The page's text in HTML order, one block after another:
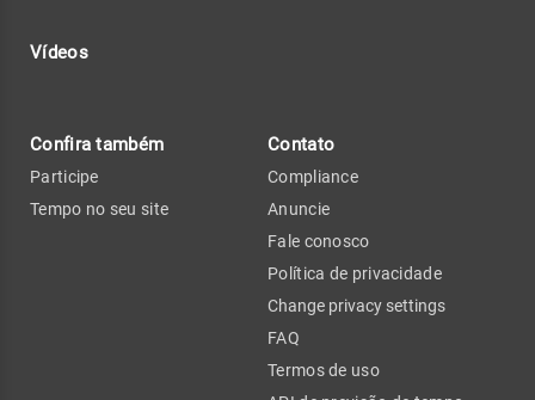
Vídeos
Confira também
Participe
Tempo no seu site
Contato
Compliance
Anuncie
Fale conosco
Política de privacidade
Change privacy settings
FAQ
Termos de uso